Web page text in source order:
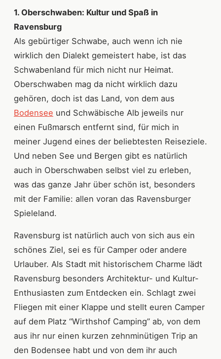
1. Oberschwaben: Kultur und Spaß in
Ravensburg
Als gebürtiger Schwabe, auch wenn ich nie
wirklich den Dialekt gemeistert habe, ist das
Schwabenland für mich nicht nur Heimat.
Oberschwaben mag da nicht wirklich dazu
gehören, doch ist das Land, von dem aus
Bodensee und Schwäbische Alb jeweils nur
einen Fußmarsch entfernt sind, für mich in
meiner Jugend eines der beliebtesten Reiseziele.
Und neben See und Bergen gibt es natürlich
auch in Oberschwaben selbst viel zu erleben,
was das ganze Jahr über schön ist, besonders
mit der Familie: allen voran das Ravensburger
Spieleland.
Ravensburg ist natürlich auch von sich aus ein
schönes Ziel, sei es für Camper oder andere
Urlauber. Als Stadt mit historischem Charme lädt
Ravensburg besonders Architektur- und Kultur-
Enthusiasten zum Entdecken ein. Schlagt zwei
Fliegen mit einer Klappe und stellt euren Camper
auf dem Platz “Wirthshof Camping” ab, von dem
aus ihr nur einen kurzen zehnminütigen Trip an
den Bodensee habt und von dem ihr auch